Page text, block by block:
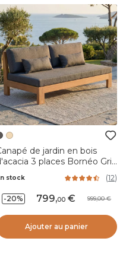
de jardin en bois
3 places Bornéo Gris
stock (12)
-20% 799,00 999,00
Ajouter au panier